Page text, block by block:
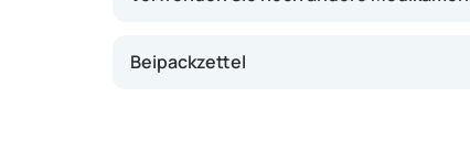
Beipackzettel